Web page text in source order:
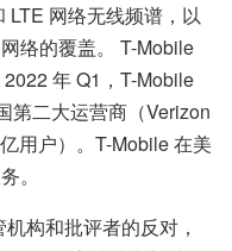
LTE 网络无线频谱，以
络的覆盖。 T-Mobile
年 Q1，T-Mobile
第二大运营商（Verizon
用户）。T-Mobile 在美
。
构和批评者的反对，